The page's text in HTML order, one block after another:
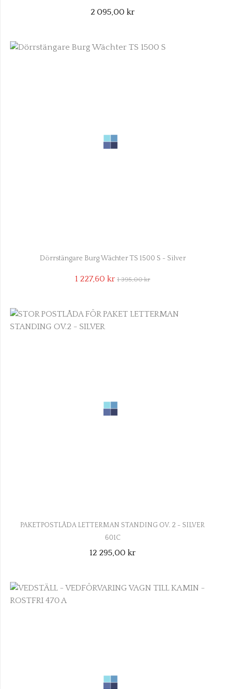
2 095,00 kr
Dörrstängare Burg Wächter TS 1500 S - Silver
1 227,60 kr 1 395,00 kr
PAKETPOSTLÅDA LETTERMAN STANDING OV. 2 - SILVER
601C
12 295,00 kr